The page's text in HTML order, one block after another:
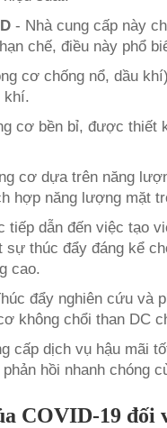
- Nhà cung cấp này
chế, điều này phổ
cơ chống nổ, dầu
khí.
cơ bền bỉ, được thiết
cơ dựa trên năng
hợp năng lượng mặt
tiếp dẫn đến việc tạo
sự thúc đẩy đáng kể
cao.
đẩy nghiên cứu và
không chổi than DC
cấp dịch vụ hậu mãi
phản hồi nhanh chóng
COVID-19